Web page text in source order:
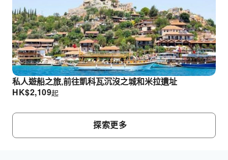
私人遊船之旅,前往凱科瓦沉沒之城和米拉遺址
HK$2,109起
探索更多